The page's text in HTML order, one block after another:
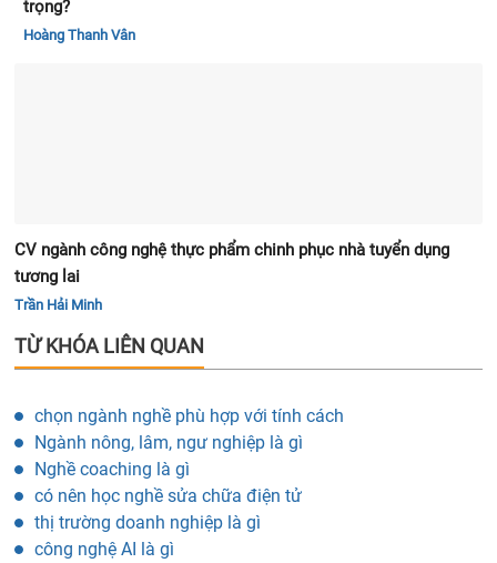
Hoàng Thanh Vân
tương lai
Trần Hải Minh
Ngành nông, lâm, ngư nghiệp là gì
Nghề coaching là gì
có nên học nghề sửa chữa điện tử
thị trường doanh nghiệp là gì
công nghệ AI là gì
mẫu cv xin việc phiên dịch tiếng trung